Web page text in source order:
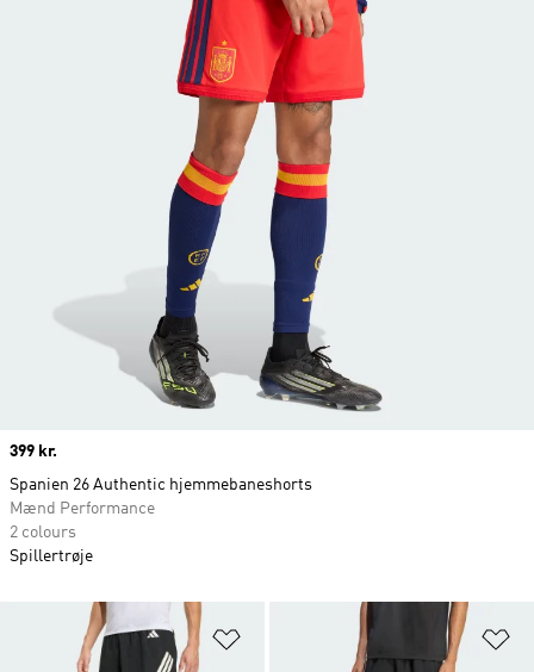
Føj til ønskeliste
Price
399 kr.
Spanien 26 Authentic hjemmebaneshorts
Mænd Performance
2 colours
Spillertrøje